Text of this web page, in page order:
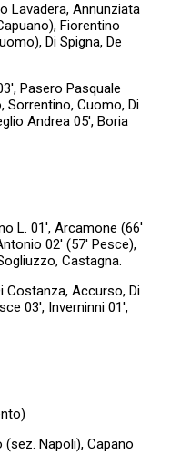
Lavadera, Annunziata
Fiorentino
Di Spigna, De
Pasero Pasquale
Sorrentino, Cuomo, Di
Andrea 05′, Boria
L. 01′, Arcamone (66′
02′ (57′ Pesce),
Castagna.
Costanza, Accurso, Di
03′, Inverninni 01′,
(sez. Napoli), Capano